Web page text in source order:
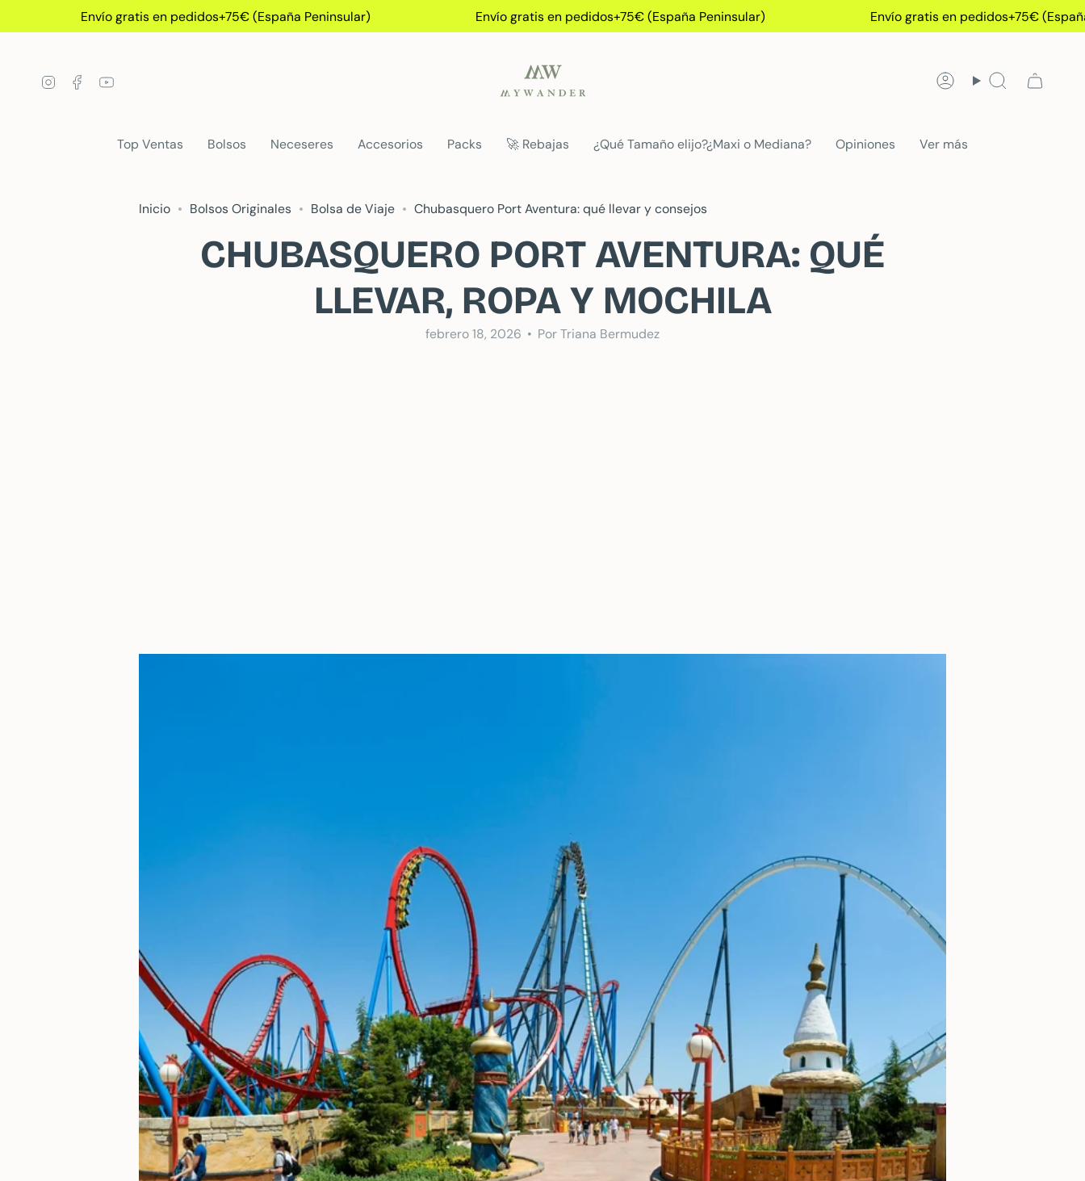
al
Envío gratis en pedidos+75€ (España Peninsular) Envío gratis en pedidos+75€ (España Peninsular) Envío gratis en pedidos+75€ (España
InstagramFacebook CuentaBúsqueda
Top Ventas Bolsos Neceseres Accesorios Packs 🚀 Rebajas ¿Qué Tamaño elijo?¿Maxi o Mediana? Opiniones Ver más
Inicio Bolsos Originales Bolsa de Viaje Chubasquero Port Aventura: qué llevar y consejos
CHUBASQUERO PORT AVENTURA: QUÉ
LLEVAR, ROPA Y MOCHILA
febrero 18, 2026 Por Triana Bermudez